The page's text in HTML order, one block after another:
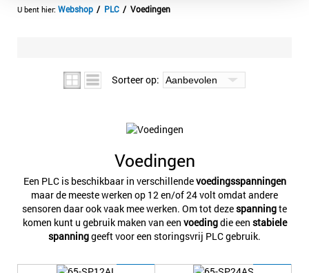
Webshop PLC Voedingen
Sorteer op:
Voedingen
Een PLC is beschikbaar in verschillendevoedingsspanningen
maar de meeste werken op 12 en/of 24 volt omdat andere
sensoren daar ook vaak mee werken. Om tot dezespanningte
komen kunt u gebruik maken van een voedingdie een stabiele
spanninggeeft voor een storingsvrij PLC gebruik.